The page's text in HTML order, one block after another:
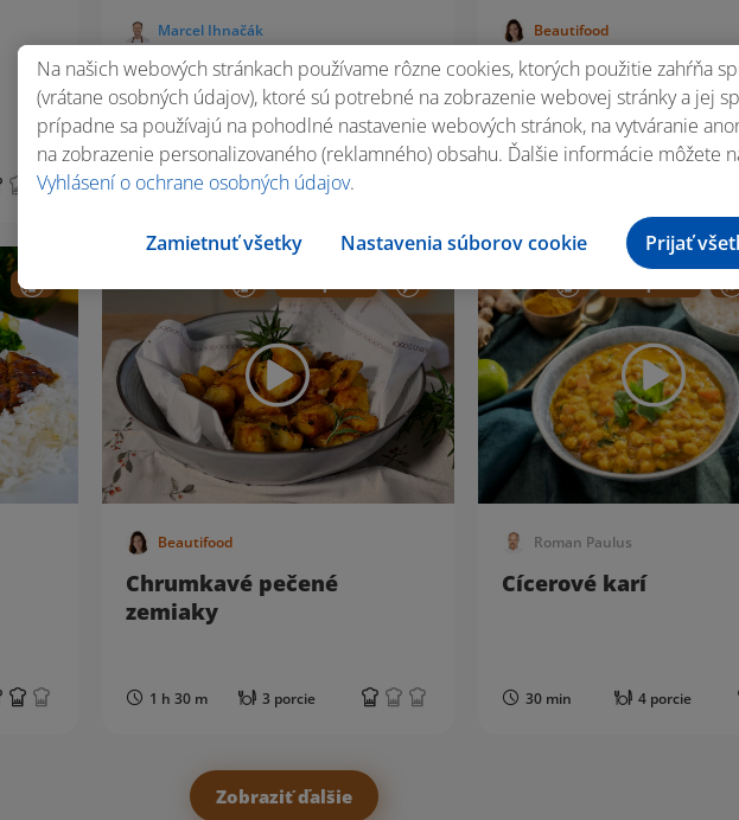
Marcel Ihnačák
Halušky s kyslou kapustou
a so slaninou
45 min 6 porcií
Beautifood
Zeleninový
Beautifood
Chrumkavé pečené
zemiaky
1 h 30 m 3 porcie
Roman Paulus
Cícerové karí
30 min 4 porcie
Zobraziť ďalšie
Na našich webových stránkach používame rôzne cookies, ktorých použitie zahŕňa
(vrátane osobných údajov), ktoré sú potrebné na zobrazenie webovej stránky a jej
prípadne sa používajú na pohodlné nastavenie webových stránok, na vytváranie
na zobrazenie personalizovaného (reklamného) obsahu. Ďalšie informácie môžete
Vyhlásení o ochrane osobných údajov.
Zamietnuť všetky Nastavenia súborov cookie Prijať